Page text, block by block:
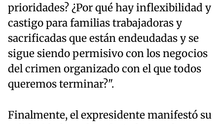
prioridades? ¿Por qué hay inflexibilidad y
castigo para familias trabajadoras y
sacrificadas que están endeudadas y se
sigue siendo permisivo con los negocios
del crimen organizado con el que todos
queremos terminar?".
Finalmente, el expresidente manifestó su